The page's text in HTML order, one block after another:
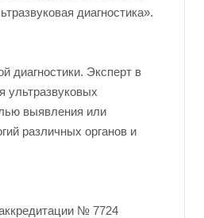
диагностика».
диагностики. Эксперт в
ультразвуковых
выявления или
различных органов и
№ 7724